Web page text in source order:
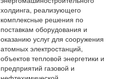
холдинга, реализующего
комплексные решения по
поставкам оборудования и
оказанию услуг для сооружения
атомных электростанций,
объектов тепловой энергетики и
предприятий газовой и